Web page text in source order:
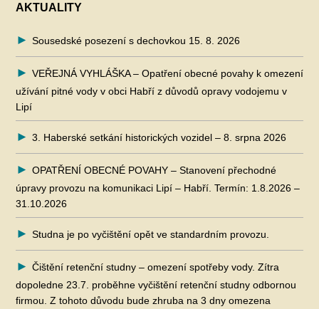
AKTUALITY
Sousedské posezení s dechovkou 15. 8. 2026
VEŘEJNÁ VYHLÁŠKA – Opatření obecné povahy k omezení
užívání pitné vody v obci Habří z důvodů opravy vodojemu v
Lipí
3. Haberské setkání historických vozidel – 8. srpna 2026
OPATŘENÍ OBECNÉ POVAHY – Stanovení přechodné
úpravy provozu na komunikaci Lipí – Habří. Termín: 1.8.2026 –
31.10.2026
Studna je po vyčištění opět ve standardním provozu.
Čištění retenční studny – omezení spotřeby vody. Zítra
dopoledne 23.7. proběhne vyčištění retenční studny odbornou
firmou. Z tohoto důvodu bude zhruba na 3 dny omezena